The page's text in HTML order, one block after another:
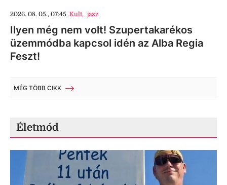
2026. 08. 05., 07:45 Kult, jazz
Ilyen még nem volt! Szupertakarékos
üzemmódba kapcsol idén az Alba Regia
Feszt!
MÉG TÖBB CIKK
Életmód